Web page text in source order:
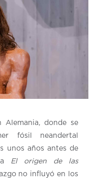
Alemania, donde se
fósil neandertal
unos años antes de
El origen de las
no influyó en los